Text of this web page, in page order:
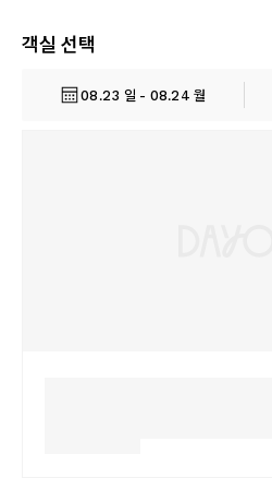
객실 선택
08.23 일 - 08.24 월